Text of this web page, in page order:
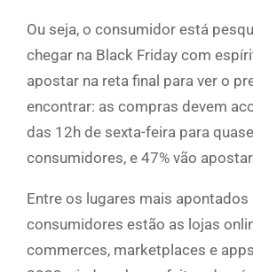
Ou seja, o consumidor está
chegar na Black Friday com
apostar na reta final para ver o
encontrar: as compras devem
das 12h de sexta-feira para
consumidores, e 47% vão
Entre os lugares mais apontados
consumidores estão as lojas
commerces, marketplaces e